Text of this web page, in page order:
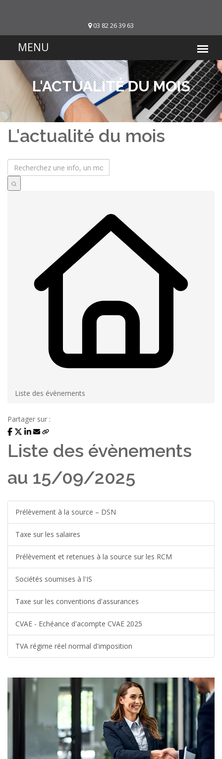
03 82 26 39 63
L'ACTUALITÉ DU MOIS
L'actualité du mois
Liste des évènements
Partager sur :
Liste des évènements
au 15/09/2025
Prélèvement à la source – DSN
Taxe sur les salaires
Prélèvement et retenues à la source sur les RCM
Sociétés soumises à l'IS
Taxe sur les conventions d'assurances
CVAE - Echéance d'acompte CVAE 2025
TVA régime réel normal d'imposition